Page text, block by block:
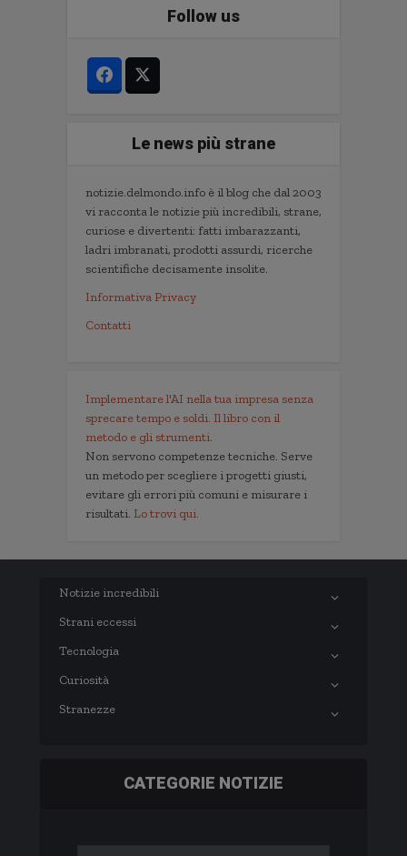
Follow us
Le news più strane
notizie.delmondo.info è il blog che dal 2003
vi racconta le notizie più incredibili, strane,
curiose e divertenti: fatti imbarazzanti,
ladri imbranati, prodotti assurdi, ricerche
scientifiche decisamente insolite.
Informativa Privacy
Contatti
Implementare l'AI nella tua impresa senza
sprecare tempo e soldi. Il libro con il
metodo e gli strumenti.
Non servono competenze tecniche. Serve
un metodo per scegliere i progetti giusti,
evitare gli errori più comuni e misurare i
risultati. Lo trovi qui.
Notizie incredibili
Strani eccessi
Tecnologia
Curiosità
Stranezze
CATEGORIE NOTIZIE